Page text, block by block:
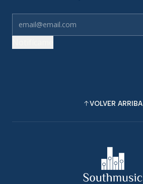
VOLVER ARRIBA